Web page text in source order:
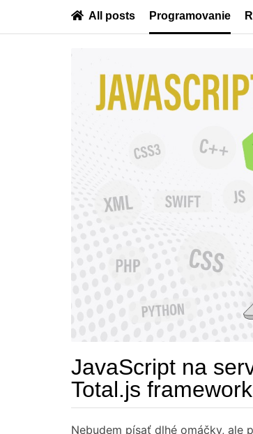
All posts Programovanie
JavaScript na
Total.js
Nebudem písať dlhé omáčky, ale